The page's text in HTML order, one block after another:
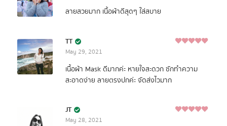
ลายสวยมาก เนื้อผ้าดีสุดๆ ใส่สบาย
TT
May 29, 2021
เนื้อผ้า Mask ดีมากค่ะ หายใจสะดวก ซักทำความ
สะอาดง่าย ลายตรงปกค่ะ จัดส่งไวมาก
JT
May 28, 2021